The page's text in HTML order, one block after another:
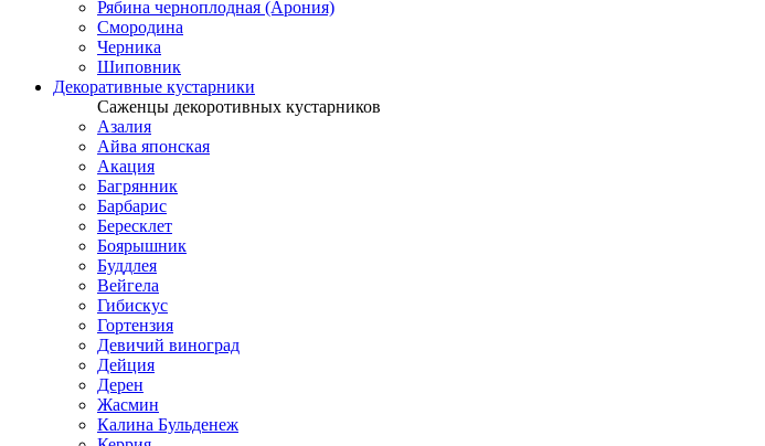
Рябина черноплодная (Арония)
Смородина
Черника
Шиповник
Декоративные кустарники
Саженцы декоротивных кустарников
Азалия
Айва японская
Акация
Багрянник
Барбарис
Бересклет
Боярышник
Буддлея
Вейгела
Гибискус
Гортензия
Девичий виноград
Дейция
Дерен
Жасмин
Калина Бульденеж